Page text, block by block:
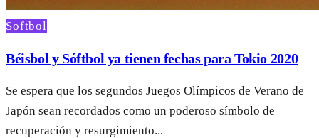
Softbol
Béisbol y Sóftbol ya tienen fechas para Tokio 2020
Se espera que los segundos Juegos Olímpicos de Verano de
Japón sean recordados como un poderoso símbolo de
recuperación y resurgimiento...